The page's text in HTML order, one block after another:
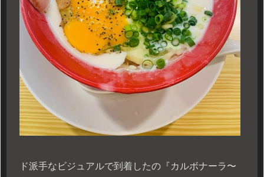
ド派手なビジュアルで到着したの『カルボナーラ〜